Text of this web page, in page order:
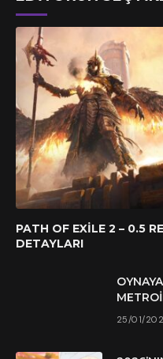
PATH OF EXILE 2 – 0.5
DETAYLARI
25/01/